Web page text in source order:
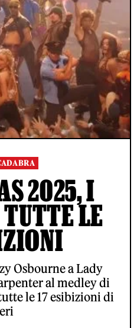
2025, I
LE
Osbourne a Lady
al medley di
le 17 esibizioni di